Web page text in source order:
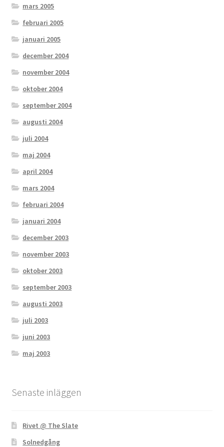
mars 2005
februari 2005
januari 2005
december 2004
november 2004
oktober 2004
september 2004
augusti 2004
juli 2004
maj 2004
april 2004
mars 2004
februari 2004
januari 2004
december 2003
november 2003
oktober 2003
september 2003
augusti 2003
juli 2003
juni 2003
maj 2003
Senaste inläggen
Rivet @ The Slate
Solnedgång